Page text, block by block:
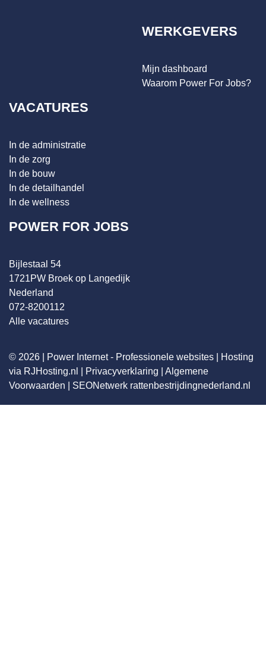
WERKGEVERS
Mijn dashboard
Waarom Power For Jobs?
VACATURES
In de administratie
In de zorg
In de bouw
In de detailhandel
In de wellness
POWER FOR JOBS
Bijlestaal 54
1721PW Broek op Langedijk
Nederland
072-8200112
Alle vacatures
© 2026 | Power Internet - Professionele websites
Hosting
via RJHosting.nl
Privacyverklaring
Algemene
Voorwaarden
SEONetwerk rattenbestrijdingnederland.nl